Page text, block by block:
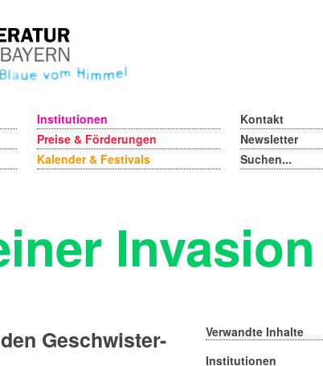
Institutionen
Preise & Förderungen
Kalender & Festivals
Kontakt
Newsletter
Invasion
Geschwister-
Verwandte Inhalte
Institutionen